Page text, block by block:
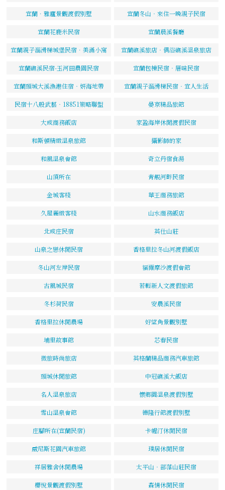
宜蘭．雅廬景觀渡假別墅 宜蘭冬山‧來住一晚親子民宿
宜蘭花鹿米民宿 宜蘭晨溪餐廳
宜蘭親子溜滑梯城堡民宿．美滿小窩 宜蘭礁溪旅店‧偶浴礁溪溫泉旅店
宜蘭礁溪民宿-玉河田農園民宿 宜蘭包棟民宿‧厝味民宿
宜蘭頭城大溪漁港住宿‧妍海地帶 宜蘭親子溜滑梯民宿‧宜人生活
民宿十八般武藝‧18851策略聯盟 晏京精品旅館
大成商務飯店 家盈海岸休閒渡假民宿
和斯頓精緻溫泉旅館 攝影師的家
和風溫泉會館 奇立丹宿食湯
山頂所在 青靚河畔民宿
金城客棧 華王商務旅館
久屋麗緻客棧 山水商務飯店
北成庄民宿 英仕山莊
山泉之戀休閒民宿 香格里拉冬山河渡假飯店
冬山河左岸民宿 福爾摩沙渡假會館
古風城民宿 若輕新人文渡假旅館
冬杉荷民宿 安農溪民宿
香格里拉休閒農場 好望角景觀別墅
埔里故事館 芯春民宿
微旅時尚旅店 英格蘭精品商務汽車旅館
頭城休閒旅館 中冠礁溪大飯店
名人溫泉旅店 懷鄉園溫泉渡假別墅
雪山溫泉會館 德隆行館渡假別墅
庄腳所在(宜蘭民宿) 卡幄汀休閒民宿
威尼斯花園汽車旅館 璞居休閒民宿
祥居雅舍休閒農場 太平山‧部落山莊民宿
櫻悅景觀渡假別墅 森情休閒民宿